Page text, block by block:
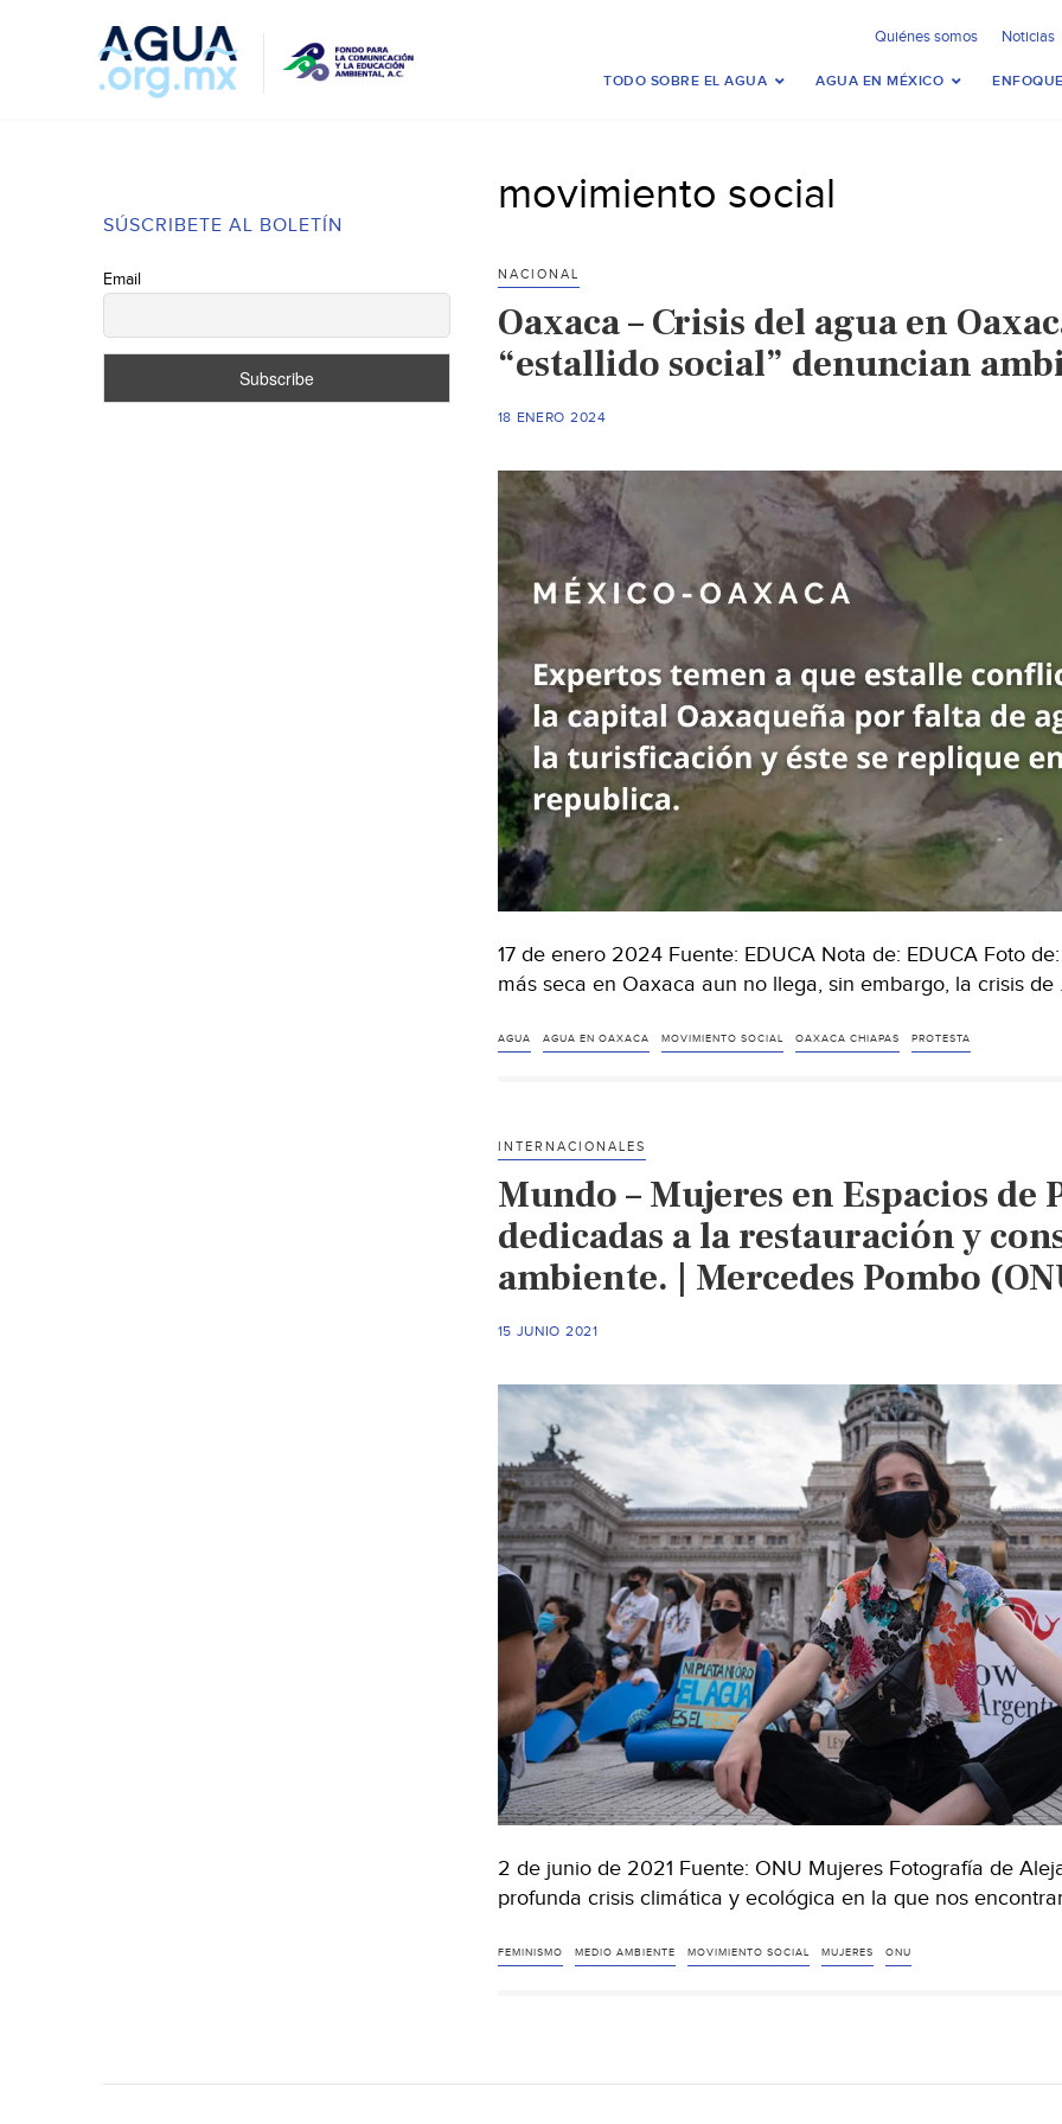
Quiénes somos Noticias
TODO SOBRE EL AGUA AGUA EN MÉXICO
SÚSCRIBETE AL BOLETÍN
Email
movimiento social
NACIONAL
Oaxaca – Crisis del agua en
“estallido social” denuncian
18 ENERO 2024
17 de enero 2024 Fuente: EDUCA Nota de: EDUCA Foto
más seca en Oaxaca aun no llega, sin embargo, la crisis de
AGUA AGUA EN OAXACA MOVIMIENTO SOCIAL OAXACA CHIAPAS PROTESTA
INTERNACIONALES
Mundo – Mujeres en Espacios de
dedicadas a la restauración y
ambiente. | Mercedes Pombo
15 JUNIO 2021
2 de junio de 2021 Fuente: ONU Mujeres Fotografía de
profunda crisis climática y ecológica en la que nos
FEMINISMO MEDIO AMBIENTE MOVIMIENTO SOCIAL MUJERES ONU